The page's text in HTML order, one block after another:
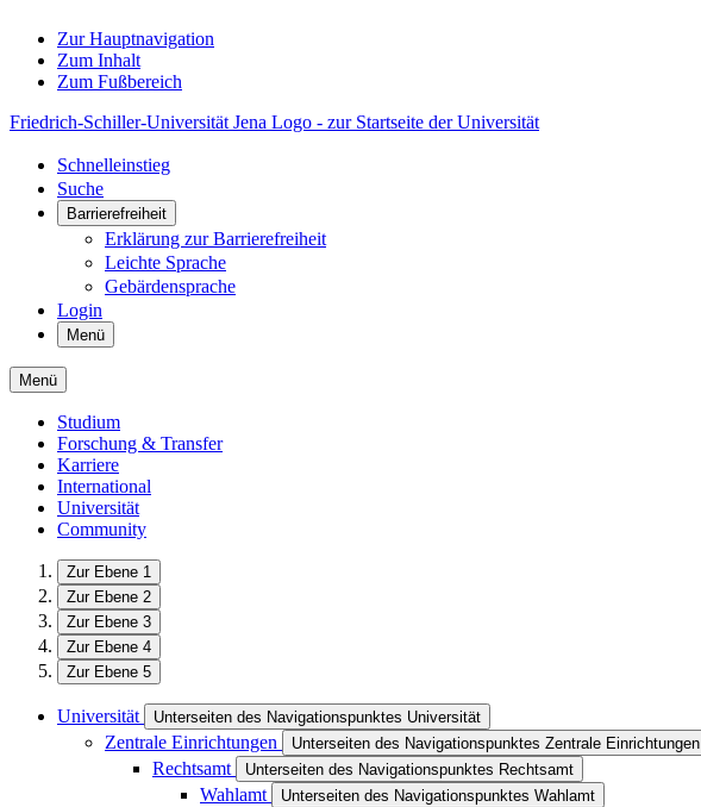
Zur Hauptnavigation
Zum Inhalt
Zum Fußbereich
Friedrich-Schiller-Universität Jena Logo - zur Startseite der Universität
Schnelleinstieg
Suche
Barrierefreiheit
Erklärung zur Barrierefreiheit
Leichte Sprache
Gebärdensprache
Login
Menü
Menü
Studium
Forschung & Transfer
Karriere
International
Universität
Community
Zur Ebene 1
Zur Ebene 2
Zur Ebene 3
Zur Ebene 4
Zur Ebene 5
Universität Unterseiten des Navigationspunktes Universität
Zentrale Einrichtungen Unterseiten des Navigationspunktes Zentrale Einrichtungen
Rechtsamt Unterseiten des Navigationspunktes Rechtsamt
Wahlamt Unterseiten des Navigationspunktes Wahlamt